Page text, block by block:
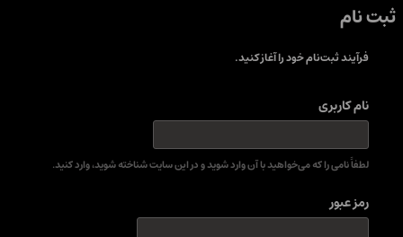
ثبت نام
فرآیند ثبت‌نام خود را آغاز کنید.
نام کاربری
لطفاً نامی را که می‌خواهید با آن وارد شوید و در این سایت شناخته شوید، وارد کنید.
رمز عبور